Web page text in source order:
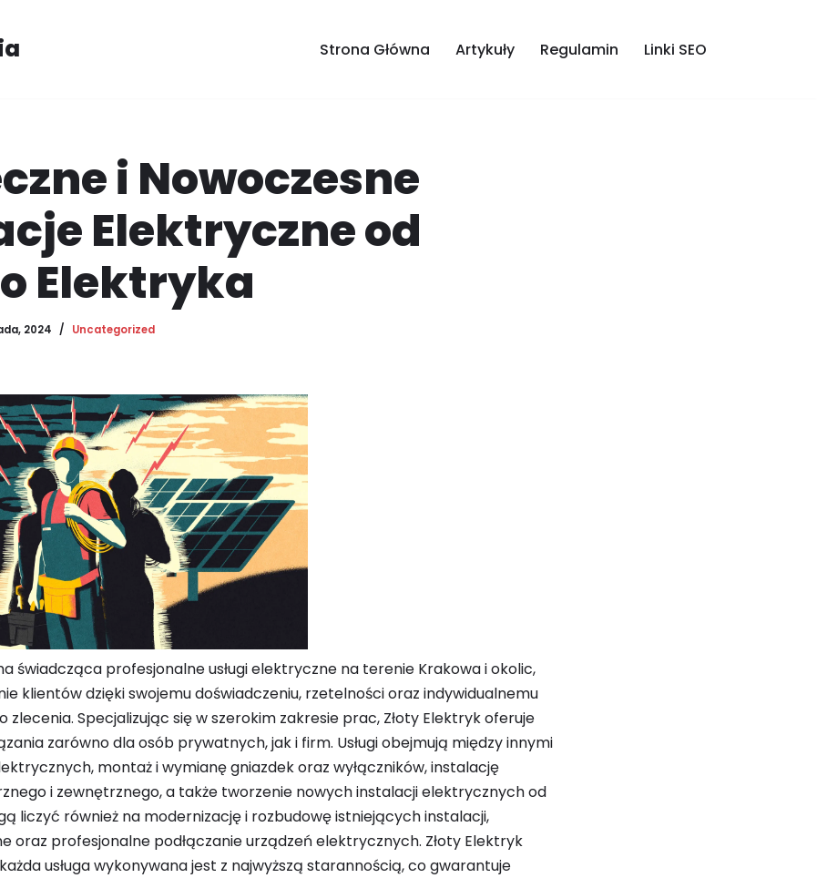
Strona Główna Artykuły Regulamin Linki SEO
i Nowoczesne
Elektryczne od
Elektryka
2024 Uncategorized
świadcząca profesjonalne usługi elektryczne na terenie Krakowa i okolic,
klientów dzięki swojemu doświadczeniu, rzetelności oraz indywidualnemu
zlecenia. Specjalizując się w szerokim zakresie prac, Złoty Elektryk oferuje
zarówno dla osób prywatnych, jak i firm. Usługi obejmują między innymi
montaż i wymianę gniazdek oraz wyłączników, instalację
i zewnętrznego, a także tworzenie nowych instalacji elektrycznych od
liczyć również na modernizację i rozbudowę istniejących instalacji,
oraz profesjonalne podłączanie urządzeń elektrycznych. Złoty Elektryk
usługa wykonywana jest z najwyższą starannością, co gwarantuje